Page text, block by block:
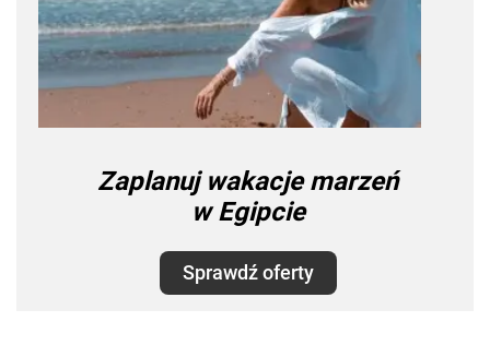
Zaplanuj wakacje marzeń
w Egipcie
Sprawdź oferty